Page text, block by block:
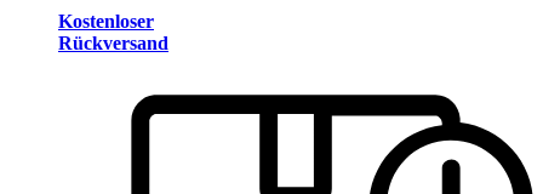
Kostenloser
Rückversand